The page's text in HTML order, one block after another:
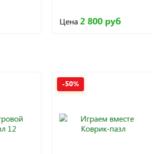
Цена 2 800 руб
-50%